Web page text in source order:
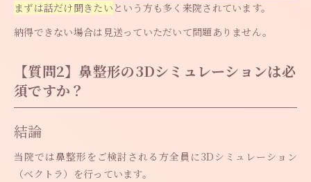
まずは話だけ聞きたい という方も多く来院されています。
納得できない場合は見送っていただいて問題ありません。
【質問2】鼻整形の3Dシミュレーションは必
須ですか？
結論
当院では鼻整形をご検討される方全員に3Dシミュレーション
（ベクトラ）を行っています。